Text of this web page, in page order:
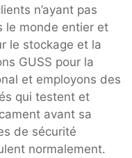
n’ayant pas
le monde entier et
le stockage et la
GUSS pour la
et employons des
qui testent et
avant sa
de sécurité
normalement.